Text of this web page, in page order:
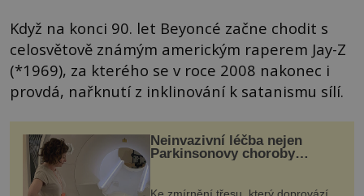
Když na konci 90. let Beyoncé začne chodit s
celosvětově známým americkým raperem Jay-Z
(*1969), za kterého se v roce 2008 nakonec i
provdá, nařknutí z inklinování k satanismu sílí.
Neinvazivní léčba nejen
Parkinsonovy choroby